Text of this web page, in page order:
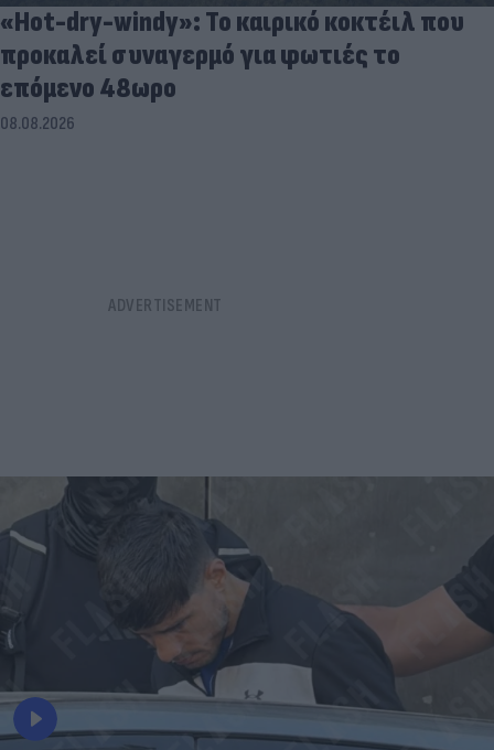
«Hot-dry-windy»: Το καιρικό κοκτέιλ που
προκαλεί συναγερμό για φωτιές το
επόμενο 48ωρο
08.08.2026